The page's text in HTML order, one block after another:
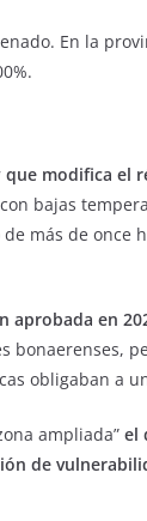
En la
modifica el
bajas
de más de once
aprobada en
bonaerenses,
obligaban a
ampliada” el
de